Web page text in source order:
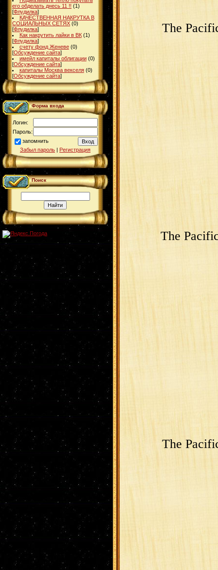
его обделать днесь 11 !! (1)
[Флудилка]
КАЧЕСТВЕННАЯ НАКРУТКА В
СОЦИАЛЬНЫХ СЕТЯХ (0)
[Флудилка]
Как накрутить лайки в ВК (1)
[Флудилка]
счету фонд Женеве (0)
[Обсуждение сайта]
имейл капиталы облигации (0)
[Обсуждение сайта]
капиталы Москва векселя (0)
[Обсуждение сайта]
Форма входа
Логин:
Пароль:
запомнить
Забыл пароль | Регистрация
Поиск
The
The
The